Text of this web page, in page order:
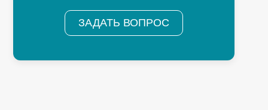
ЗАДАТЬ ВОПРОС